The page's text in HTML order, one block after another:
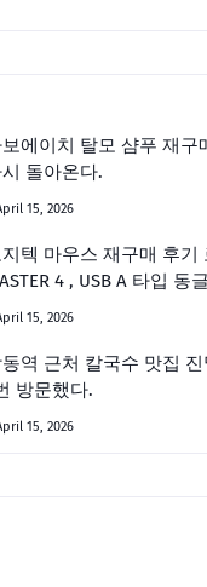
에이치 탈모 샴푸 재구
돌아온다.
15, 2026
텍 마우스 재구매 후기
4 , USB A 타입 동
15, 2026
역 근처 칼국수 맛집
방문했다.
15, 2026